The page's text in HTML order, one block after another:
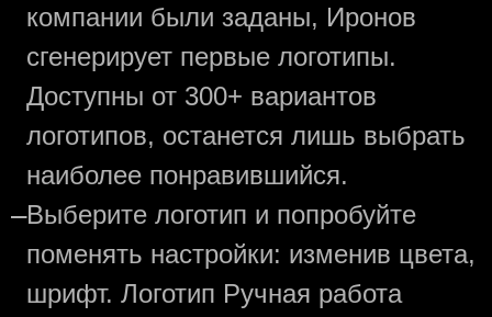
компании были заданы, Иронов
сгенерирует первые логотипы.
Доступны от 300+ вариантов
логотипов, останется лишь выбрать
наиболее понравившийся.
—Выберите логотип и попробуйте
поменять настройки: изменив цвета,
шрифт. Логотип Ручная работа